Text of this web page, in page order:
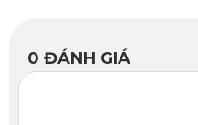
0 ĐÁNH GIÁ